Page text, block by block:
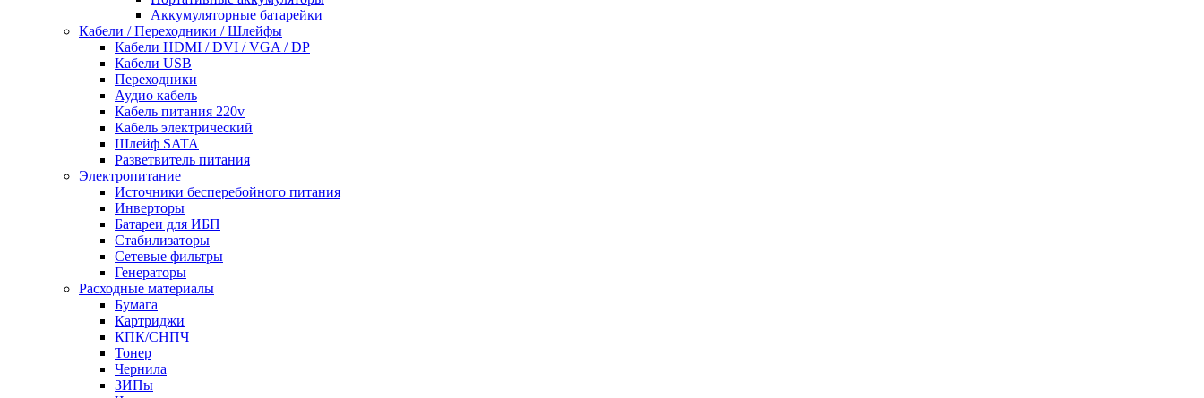
Аккумуляторные батарейки
Кабели / Переходники / Шлейфы
Кабели HDMI / DVI / VGA / DP
Кабели USB
Переходники
Аудио кабель
Кабель питания 220v
Кабель электрический
Шлейф SATA
Разветвитель питания
Электропитание
Источники бесперебойного питания
Инверторы
Батареи для ИБП
Стабилизаторы
Сетевые фильтры
Генераторы
Расходные материалы
Бумага
Картриджи
КПК/СНПЧ
Тонер
Чернила
ЗИПы